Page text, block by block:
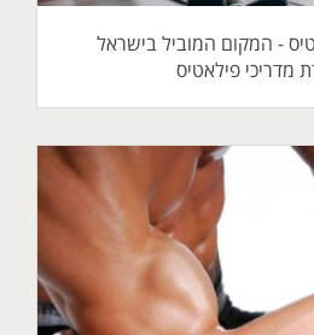
- המקום המוביל בישראל
מדריכי פילאטיס